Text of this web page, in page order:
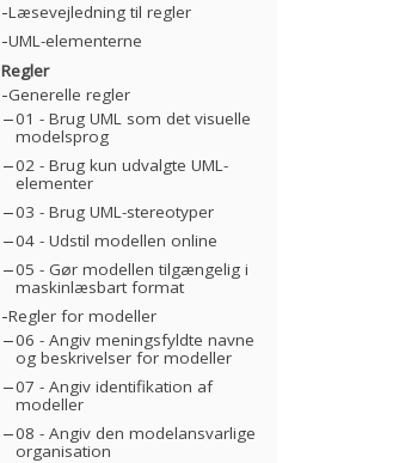
Læsevejledning til regler
UML-elementerne
Regler
Generelle regler
01 - Brug UML som det visuelle
modelsprog
02 - Brug kun udvalgte UML-
elementer
03 - Brug UML-stereotyper
04 - Udstil modellen online
05 - Gør modellen tilgængelig i
maskinlæsbart format
Regler for modeller
06 - Angiv meningsfyldte navne
og beskrivelser for modeller
07 - Angiv identifikation af
modeller
08 - Angiv den modelansvarlige
organisation